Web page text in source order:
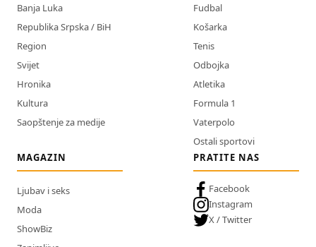
Banja Luka
Republika Srpska / BiH
Region
Svijet
Hronika
Kultura
Saopštenje za medije
Fudbal
Košarka
Tenis
Odbojka
Atletika
Formula 1
Vaterpolo
Ostali sportovi
MAGAZIN
Ljubav i seks
Moda
ShowBiz
PRATITE NAS
Facebook
Instagram
X / Twitter